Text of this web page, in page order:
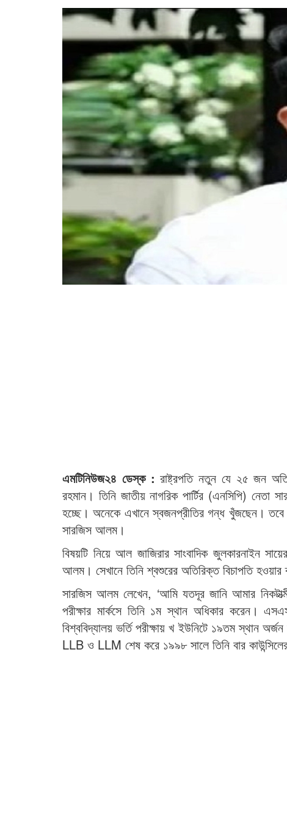
এমটিনিউজ২৪ ডেস্ক : রাষ্ট্রপতি নতুন যে ২৫ জন
রহমান। তিনি জাতীয় নাগরিক পার্টির (এনসিপি)
হচ্ছে। অনেকে এখানে স্বজনপ্রীতির গন্ধ খুঁজছেন।
সারজিস আলম।
বিষয়টি নিয়ে আল জাজিরার সাংবাদিক জুলকারনাইন
আলম। সেখানে তিনি শ্বশুরের অতিরিক্ত বিচাপতি হওয়ার
সারজিস আলম লেখেন, ‘আমি যতদূর জানি আমার
পরীক্ষার মার্কসে তিনি ১ম স্থান অধিকার করেন।
বিশ্ববিদ্যালয় ভর্তি পরীক্ষায় খ ইউনিটে ১৯তম স্থান
LLB ও LLM শেষ করে ১৯৯৮ সালে তিনি বার